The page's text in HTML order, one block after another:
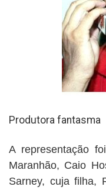
Produtora fantasma
A representação
Maranhão, Caio
Sarney, cuja filha,